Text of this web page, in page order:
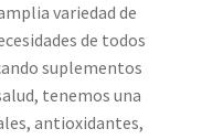
variedad de
de todos
suplementos
tenemos una
antioxidantes,